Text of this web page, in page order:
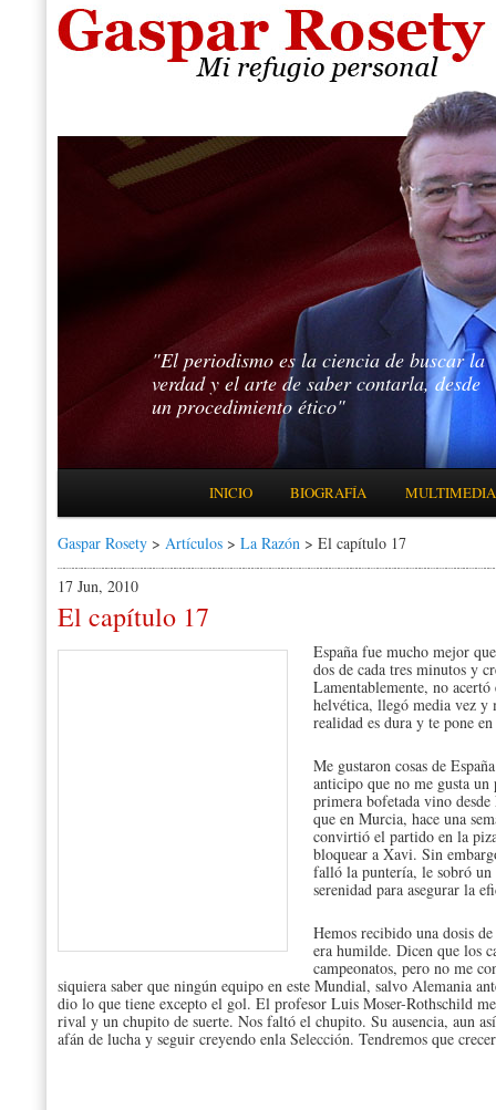
"El periodismo es la ciencia de buscar la
verdad y el arte de saber contarla, desde
un procedimiento ético"
IR AL CONTENIDO PRINCIPAL
IR AL CONTENIDO SECUNDARIO
INICIO BIOGRAFÍA MULTIMEDIA
Gaspar Rosety > Artículos > La Razón > El capítulo 17
17 Jun, 2010
El capítulo 17
España fue mucho mejor
dos de cada tres minutos y
Lamentablemente, no
helvética, llegó media vez y
realidad es dura y te pone
Me gustaron cosas de
anticipo que no me gusta
primera bofetada vino
que en Murcia, hace una
convirtió el partido en la
bloquear a Xavi. Sin
falló la puntería, le sobró
serenidad para asegurar la
Hemos recibido una dosis
era humilde. Dicen que los
campeonatos, pero no me
siquiera saber que ningún equipo en este Mundial, salvo Alemania
dio lo que tiene excepto el gol. El profesor Luis Moser-Rothschild
rival y un chupito de suerte. Nos faltó el chupito. Su ausencia, aun
afán de lucha y seguir creyendo enla Selección. Tendremos que